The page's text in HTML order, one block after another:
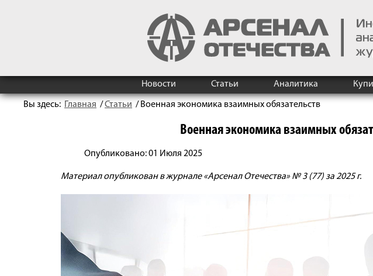
Новости Статьи Аналитика
Вы здесь: Главная /Статьи / Военная экономика взаимных обязательств
Военная экономика взаимных
Опубликовано: 01 Июля 2025
Материал опубликован в журнале «Арсенал Отечества» № 3 (77) за 2025 г.